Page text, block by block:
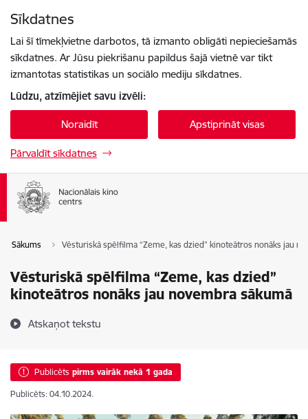
Sīkdatnes
Lai šī tīmekļvietne darbotos, tā izmanto obligāti nepieciešamās
sīkdatnes. Ar Jūsu piekrišanu papildus šajā vietnē var tikt
izmantotas statistikas un sociālo mediju sīkdatnes.
Lūdzu, atzīmējiet savu izvēli:
Noraidīt Apstiprināt visas
Pārvaldīt sīkdatnes
Sākums Vēsturiskā spēlfilma “Zeme, kas dzied” kinoteātros nonāks jau
Vēsturiskā spēlfilma “Zeme, kas dzied”
kinoteātros nonāks jau novembra sākumā
Atskaņot tekstu
Publicēts pirms vairāk nekā 1 gada
Publicēts: 04.10.2024.